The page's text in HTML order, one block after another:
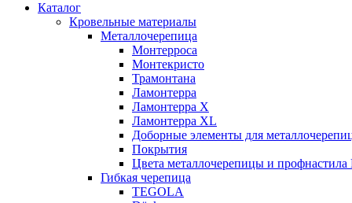
Каталог
Кровельные материалы
Металлочерепица
Монтерроса
Монтекристо
Трамонтана
Ламонтерра
Ламонтерра X
Ламонтерра XL
Доборные элементы для
Покрытия
Цвета металлочерепицы и
Гибкая черепица
TEGOLA